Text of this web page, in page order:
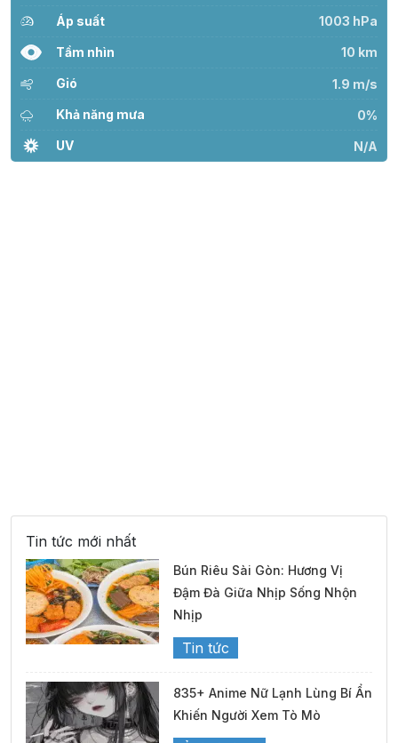
Áp suất 1003 hPa
Tầm nhìn 10 km
Gió 1.9 m/s
Khả năng mưa 0%
UV N/A
Tin tức mới nhất
Bún Riêu Sài Gòn: Hương Vị
Đậm Đà Giữa Nhịp Sống Nhộn
Nhịp
Tin tức
835+ Anime Nữ Lạnh Lùng Bí Ẩn
Khiến Người Xem Tò Mò